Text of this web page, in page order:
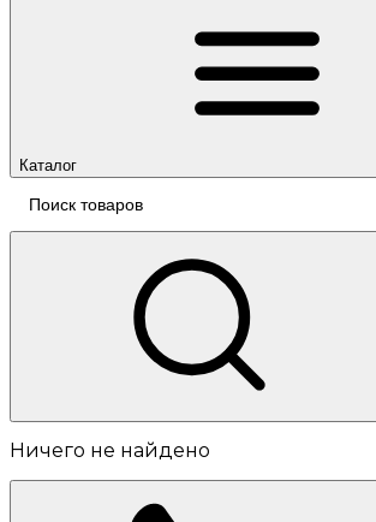
Каталог
Ничего не найдено